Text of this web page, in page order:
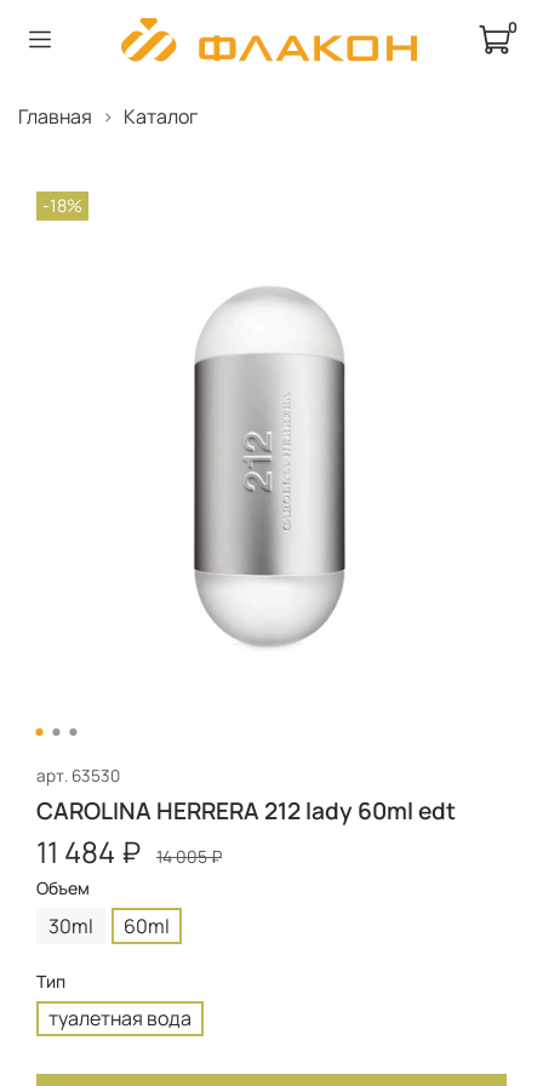
0
Главная Каталог
-18%
арт. 63530
CAROLINA HERRERA 212 lady 60ml edt
11 484 ₽
14 005 ₽
Объем
30ml 60ml
Тип
туалетная вода